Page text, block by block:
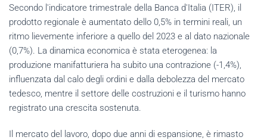
Secondo l'indicatore trimestrale della Banca d'Italia (ITER), il
prodotto regionale è aumentato dello 0,5% in termini reali, un
ritmo lievemente inferiore a quello del 2023 e al dato nazionale
(0,7%). La dinamica economica è stata eterogenea: la
produzione manifatturiera ha subito una contrazione (-1,4%),
influenzata dal calo degli ordini e dalla debolezza del mercato
tedesco, mentre il settore delle costruzioni e il turismo hanno
registrato una crescita sostenuta.
Il mercato del lavoro, dopo due anni di espansione, è rimasto